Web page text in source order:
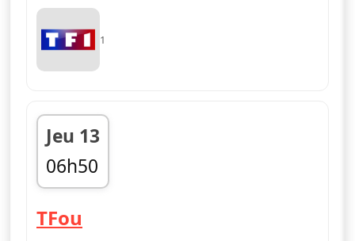
1
Jeu 13
06h50
fin 11h30
TFou